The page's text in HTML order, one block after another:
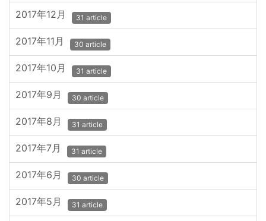
2017年12月 31 article
2017年11月 30 article
2017年10月 31 article
2017年9月 30 article
2017年8月 31 article
2017年7月 31 article
2017年6月 30 article
2017年5月 31 article